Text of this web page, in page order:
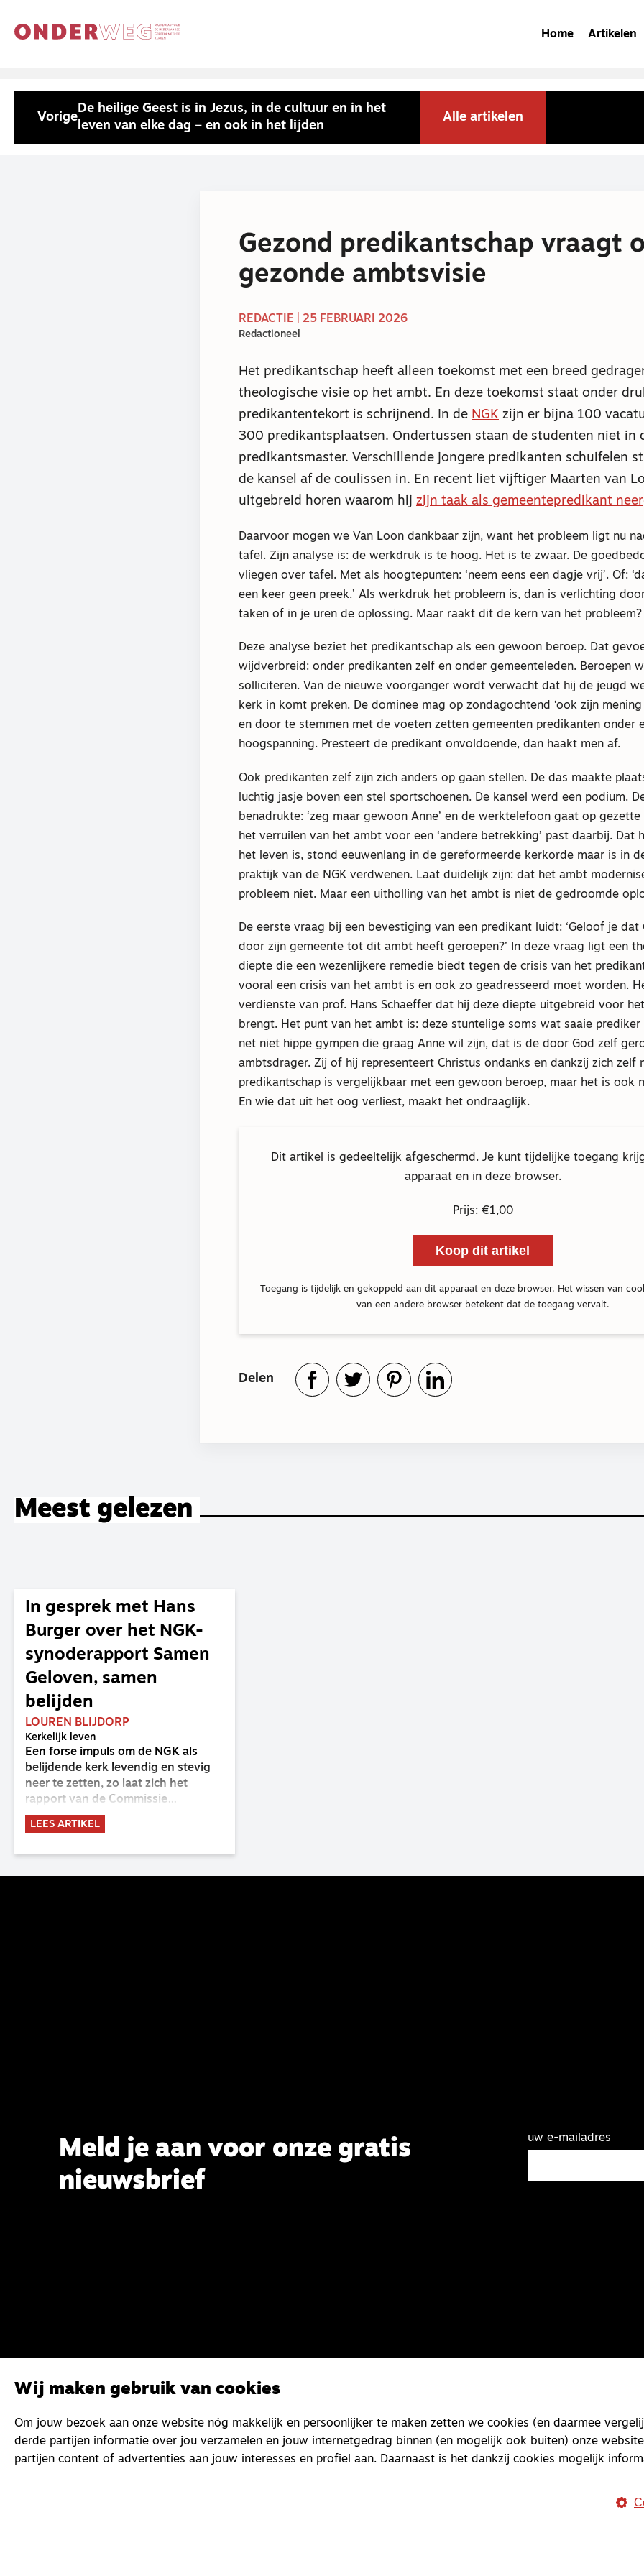
Home Artikelen
Vorige
De heilige Geest is in Jezus, in de cultuur en in het
leven van elke dag – en ook in het lijden
Alle artikelen
Gezond predikantschap vraagt
gezonde ambtsvisie
REDACTIE | 25 FEBRUARI 2026
Redactioneel
Het predikantschap heeft alleen toekomst met een breed
theologische visie op het ambt. En deze toekomst staat onder
predikantentekort is schrijnend. In de NGK zijn er bijna 100
300 predikantsplaatsen. Ondertussen staan de studenten niet in
predikantsmaster. Verschillende jongere predikanten schuifelen
de kansel af de coulissen in. En recent liet vijftiger Maarten van
uitgebreid horen waarom hij zijn taak als gemeentepredikant
Daarvoor mogen we Van Loon dankbaar zijn, want het probleem ligt nu
tafel. Zijn analyse is: de werkdruk is te hoog. Het is te zwaar. De
vliegen over tafel. Met als hoogtepunten: ‘neem eens een dagje vrij’. Of:
een keer geen preek.’ Als werkdruk het probleem is, dan is verlichting
taken of in je uren de oplossing. Maar raakt dit de kern van het probleem?
Deze analyse beziet het predikantschap als een gewoon beroep. Dat
wijdverbreid: onder predikanten zelf en onder gemeenteleden. Beroepen
solliciteren. Van de nieuwe voorganger wordt verwacht dat hij de jeugd
kerk in komt preken. De dominee mag op zondagochtend ‘ook zijn mening
en door te stemmen met de voeten zetten gemeenten predikanten onder
hoogspanning. Presteert de predikant onvoldoende, dan haakt men af.
Ook predikanten zelf zijn zich anders op gaan stellen. De das maakte
luchtig jasje boven een stel sportschoenen. De kansel werd een podium.
benadrukte: ‘zeg maar gewoon Anne’ en de werktelefoon gaat op
het verruilen van het ambt voor een ‘andere betrekking’ past daarbij. Dat
het leven is, stond eeuwenlang in de gereformeerde kerkorde maar is in
praktijk van de NGK verdwenen. Laat duidelijk zijn: dat het ambt
probleem niet. Maar een uitholling van het ambt is niet de gedroomde
De eerste vraag bij een bevestiging van een predikant luidt: ‘Geloof je dat
door zijn gemeente tot dit ambt heeft geroepen?’ In deze vraag ligt een
diepte die een wezenlijkere remedie biedt tegen de crisis van het
vooral een crisis van het ambt is en ook zo geadresseerd moet worden.
verdienste van prof. Hans Schaeffer dat hij deze diepte uitgebreid voor
brengt. Het punt van het ambt is: deze stuntelige soms wat saaie
net niet hippe gympen die graag Anne wil zijn, dat is de door God zelf
ambtsdrager. Zij of hij representeert Christus ondanks en dankzij zich zelf
predikantschap is vergelijkbaar met een gewoon beroep, maar het is ook
En wie dat uit het oog verliest, maakt het ondraaglijk.
Dit artikel is gedeeltelijk afgeschermd. Je kunt tijdelijke toegang
apparaat en in deze browser.
Prijs: €1,00
Koop dit artikel
Toegang is tijdelijk en gekoppeld aan dit apparaat en deze browser. Het wissen van
van een andere browser betekent dat de toegang vervalt.
Delen
Meest gelezen
In gesprek met Hans
Burger over het NGK-
synoderapport Samen
Geloven, samen
belijden
LOUREN BLIJDORP
Kerkelijk leven
Een forse impuls om de NGK als
belijdende kerk levendig en stevig
neer te zetten, zo laat zich het
rapport van de Commissie
Belijdende Kerk (CBK) lezen. Deze
commissie is al sinds de eenwording
2023 de opdracht om haar analyse
LEES ARTIKEL
Meld je aan voor onze gratis
nieuwsbrief
uw e-mailadres
Wij maken gebruik van cookies
Om jouw bezoek aan onze website nóg makkelijk en persoonlijker te maken zetten we cookies (en daarmee
derde partijen informatie over jou verzamelen en jouw internetgedrag binnen (en mogelijk ook buiten) onze
partijen content of advertenties aan jouw interesses en profiel aan. Daarnaast is het dankzij cookies mogelijk